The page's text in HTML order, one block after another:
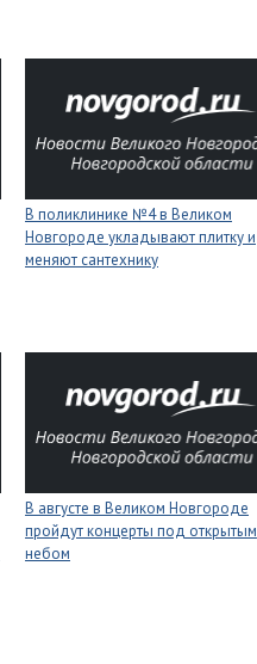
В поликлинике №4 в Великом
Новгороде укладывают плитку и
меняют сантехнику
В августе в Великом Новгороде
пройдут концерты под открытым
небом